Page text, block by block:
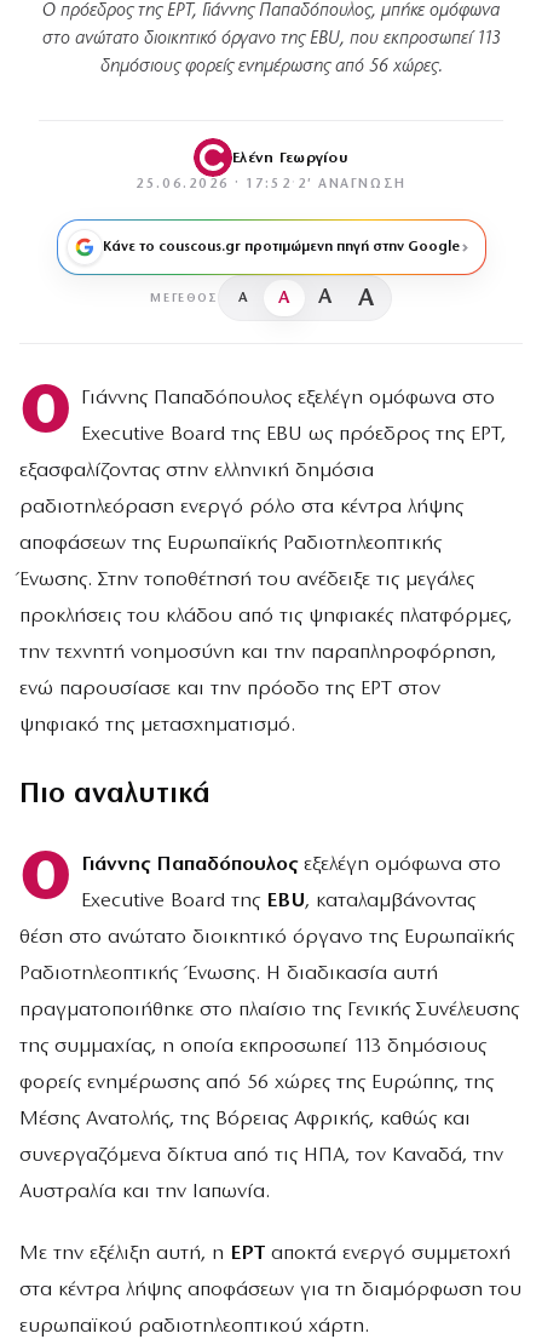
Ο πρόεδρος της ΕΡΤ, Γιάννης Παπαδόπουλος, μπήκε ομόφωνα
στο ανώτατο διοικητικό όργανο της EBU, που εκπροσωπεί 113
δημόσιους φορείς ενημέρωσης από 56 χώρες.
Ελένη Γεωργίου
25.06.2026 · 17:52 · 2′ ΑΝΆΓΝΩΣΗ
Κάνε το couscous.gr προτιμώμενη πηγή στην Google
ΜΈΓΕΘΟΣ A A A A
Ο
Γιάννης Παπαδόπουλος εξελέγη ομόφωνα στο
Executive Board της EBU ως πρόεδρος της ΕΡΤ,
εξασφαλίζοντας στην ελληνική δημόσια
ραδιοτηλεόραση ενεργό ρόλο στα κέντρα λήψης
αποφάσεων της Ευρωπαϊκής Ραδιοτηλεοπτικής
Ένωσης. Στην τοποθέτησή του ανέδειξε τις μεγάλες
προκλήσεις του κλάδου από τις ψηφιακές πλατφόρμες,
την τεχνητή νοημοσύνη και την παραπληροφόρηση,
ενώ παρουσίασε και την πρόοδο της ΕΡΤ στον
ψηφιακό της μετασχηματισμό.
Πιο αναλυτικά
Ο Γιάννης Παπαδόπουλοςεξελέγη ομόφωνα στο
Executive Board της EBU, καταλαμβάνοντας
θέση στο ανώτατο διοικητικό όργανο της Ευρωπαϊκής
Ραδιοτηλεοπτικής Ένωσης. Η διαδικασία αυτή
πραγματοποιήθηκε στο πλαίσιο της Γενικής Συνέλευσης
της συμμαχίας, η οποία εκπροσωπεί 113 δημόσιους
φορείς ενημέρωσης από 56 χώρες της Ευρώπης, της
Μέσης Ανατολής, της Βόρειας Αφρικής, καθώς και
συνεργαζόμενα δίκτυα από τις ΗΠΑ, τον Καναδά, την
Αυστραλία και την Ιαπωνία.
Με την εξέλιξη αυτή, η ΕΡΤ αποκτά ενεργό συμμετοχή
στα κέντρα λήψης αποφάσεων για τη διαμόρφωση του
ευρωπαϊκού ραδιοτηλεοπτικού χάρτη.